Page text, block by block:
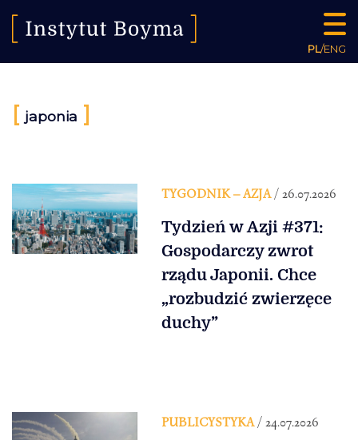
PL/ENG
[ japonia ]
TYGODNIK – AZJA/ 26.07.2026
Tydzień w Azji #371:
Gospodarczy zwrot
rządu Japonii. Chce
„rozbudzić zwierzęce
duchy”
PUBLICYSTYKA/ 24.07.2026